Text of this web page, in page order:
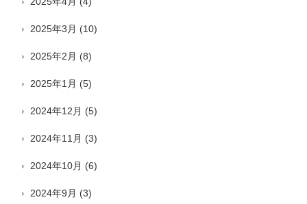
2025年3月 (10)
2025年2月 (8)
2025年1月 (5)
2024年12月 (5)
2024年11月 (3)
2024年10月 (6)
2024年9月 (3)